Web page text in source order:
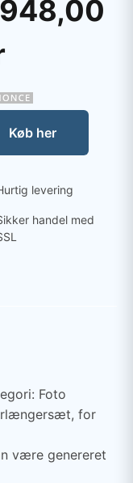
Køb her
levering
handel med
Foto
for
være genereret